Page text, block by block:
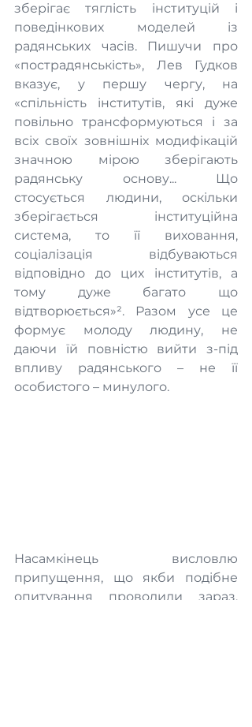
зберігає тяглість інституцій і
поведінкових моделей із
радянських часів. Пишучи про
«пострадянськість», Лев Гудков
вказує, у першу чергу, на
«спільність інститутів, які дуже
повільно трансформуються і за
всіх своїх зовнішніх модифікацій
значною мірою зберігають
радянську основу... Що
стосується людини, оскільки
зберігається інституційна
система, то її виховання,
соціалізація відбуваються
відповідно до цих інститутів, а
тому дуже багато що
відтворюється»². Разом усе це
формує молоду людину, не
даючи їй повністю вийти з-під
впливу радянського – не її
особистого – минулого.
Насамкінець висловлю
припущення, що якби подібне
опитування проводили зараз,